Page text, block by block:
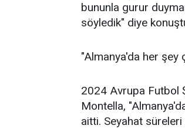
bununla gurur
söyledik" diye
"Almanya'da her şey
2024 Avrupa Futbol
Montella,
aitti. Seyahat